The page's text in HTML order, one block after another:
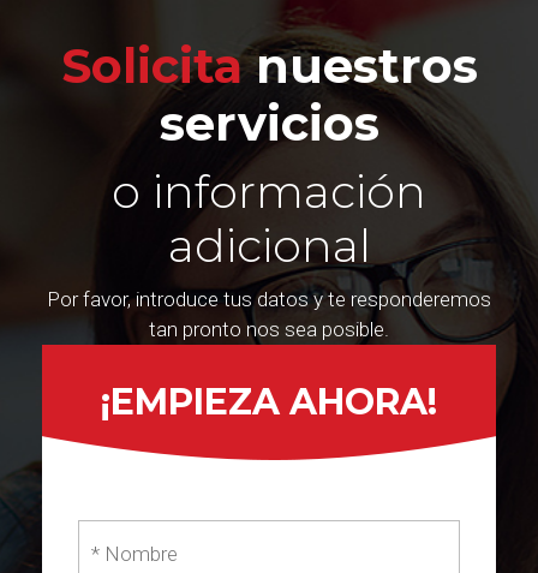
Solicitanuestros
servicios
o información
adicional
Por favor, introduce tus datos y te responderemos
tan pronto nos sea posible.
¡EMPIEZA AHORA!